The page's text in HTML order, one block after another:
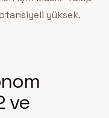
yüksek.
ve